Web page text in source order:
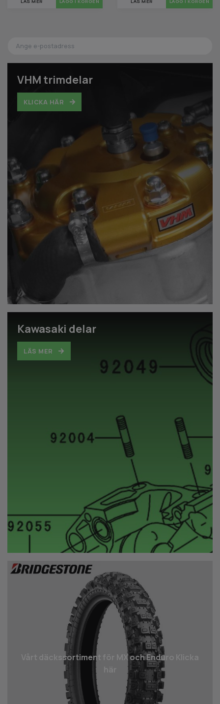
VHM trimdelar
KLICKA HÄR
Kawasaki delar
LÄS MER
Vårt däcks­sortiment för MX och Enduro Klicka